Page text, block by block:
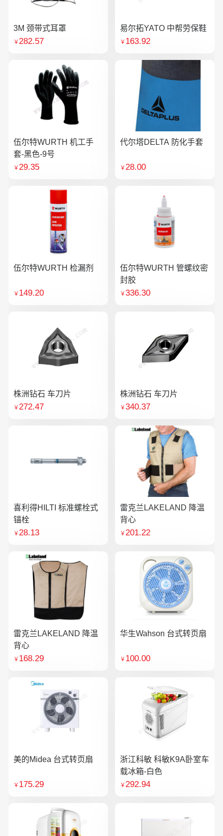
3M 颈带式耳罩
￥282.57
易尔拓YATO 中帮劳保鞋
￥ 163.92
伍尔特WURTH 机工手
套-黑色-9号
￥29.35
代尔塔DELTA 防化手套
￥28.00
伍尔特WURTH 检漏剂
￥ 149.20
伍尔特WURTH 管螺纹密
封胶
￥336.30
株洲钻石 车刀片
￥272.47
株洲钻石 车刀片
￥340.37
喜利得HILTI 标准螺栓式
锚栓
￥28.13
雷克兰LAKELAND 降温
背心
￥201.22
雷克兰LAKELAND 降温
背心
￥ 168.29
华生Wahson 台式转页扇
￥ 100.00
美的Midea 台式转页扇
￥ 175.29
浙江科敏 科敏K9A卧室车
载冰箱-白色
￥292.94